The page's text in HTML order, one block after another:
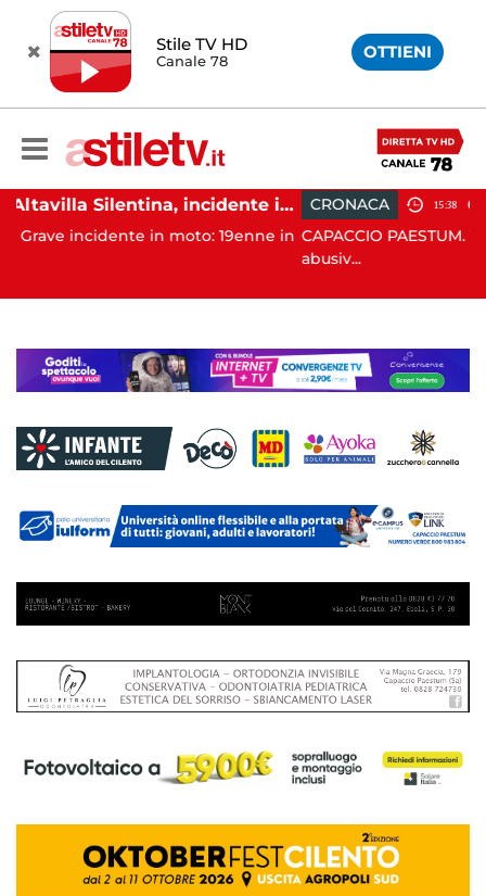
Stile TV HD
Canale 78 OTTIENI
Altavilla Silentina, incidente in moto nella notte: 19enne in prognosi riservata
in moto: 19enne in
CRONACA 15:38
CAPACCIO PAESTUM. Tolleranza zero